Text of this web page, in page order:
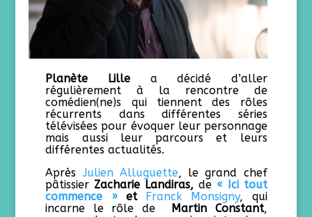
Planète Lillea décidé d’aller
régulièrement à la rencontre de
comédien(ne)s qui tiennent des rôles
récurrents dans différentes séries
télévisées pour évoquer leur personnage
mais aussi leur parcours et leurs
différentes actualités.
AprèsJulien Alluguette, le grand chef
pâtissier Zacharie Landiras, de « Ici tout
commence »
et Franck Monsigny, qui
incarne le rôle de Martin Constant,